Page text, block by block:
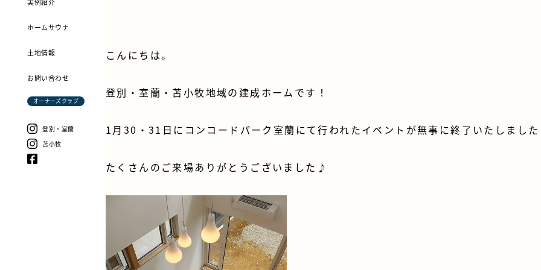
ホームサウナ
土地情報
お問い合わせ
オーナーズクラブ
登別・室蘭
苫小牧
こんにちは。
登別・室蘭・苫小牧地域の建成ホームです！
1月30・31日にコンコードパーク室蘭にて行われたイベントが無事に終了いたしまし
たくさんのご来場ありがとうございました♪